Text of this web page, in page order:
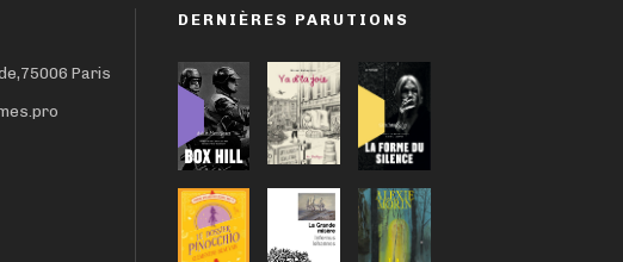
Paris
DERNIÈRES PARUTIONS